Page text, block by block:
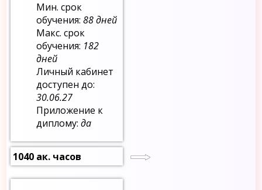
Мин. срок
обучения:88 дней
Макс. срок
обучения: 182
дней
Личный кабинет
доступен до:
30.06.27
Приложение к
диплому:да
1040 ак. часов